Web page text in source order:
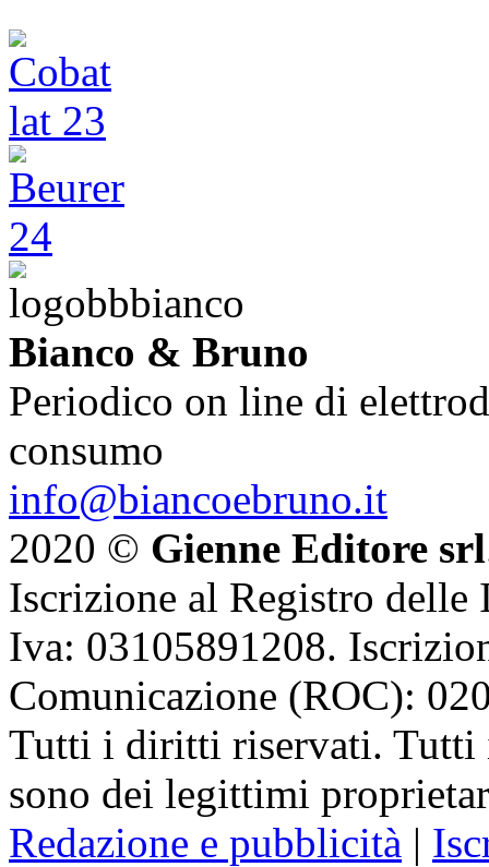
Bianco & Bruno
Periodico on line di
consumo
info@biancoebruno.it
2020 © Gienne Editore srl
Iscrizione al Registro delle
Iva: 03105891208.
Comunicazione (ROC):
Tutti i diritti riservati. Tutti
sono dei legittimi
Redazione e pubblicità |